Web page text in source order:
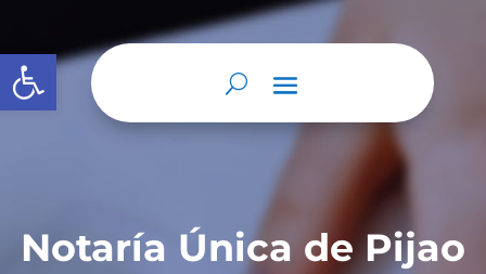
Abrir barra de herramientas
Notaría Única de Pijao